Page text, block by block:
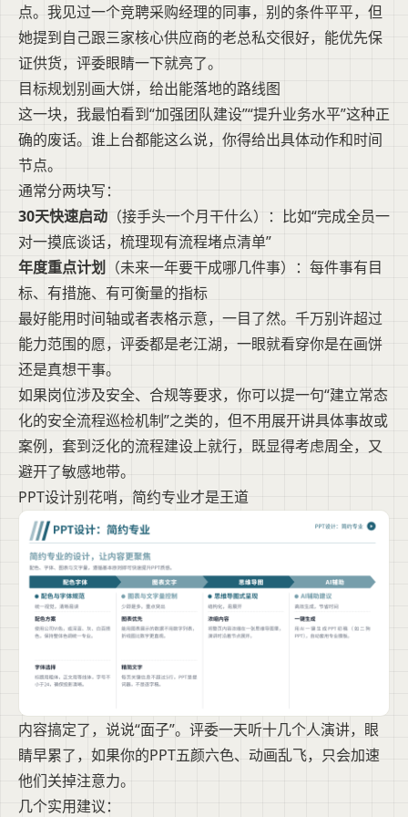
点。我见过一个竞聘采购经理的同事，别的条件平平，但
她提到自己跟三家核心供应商的老总私交很好，能优先保
证供货，评委眼睛一下就亮了。
目标规划别画大饼，给出能落地的路线图
这一块，我最怕看到“加强团队建设”“提升业务水平”这种正
确的废话。谁上台都能这么说，你得给出具体动作和时间
节点。
通常分两块写：
30天快速启动 （接手头一个月干什么）：比如“完成全员一
对一摸底谈话，梳理现有流程堵点清单”
年度重点计划 （未来一年要干成哪几件事）：每件事有目
标、有措施、有可衡量的指标
最好能用时间轴或者表格示意，一目了然。千万别许超过
能力范围的愿，评委都是老江湖，一眼就看穿你是在画饼
还是真想干事。
如果岗位涉及安全、合规等要求，你可以提一句“建立常态
化的安全流程巡检机制”之类的，但不用展开讲具体事故或
案例，套到泛化的流程建设上就行，既显得考虑周全，又
避开了敏感地带。
PPT设计别花哨，简约专业才是王道
内容搞定了，说说“面子”。评委一天听十几个人演讲，眼
睛早累了，如果你的PPT五颜六色、动画乱飞，只会加速
他们关掉注意力。
几个实用建议：